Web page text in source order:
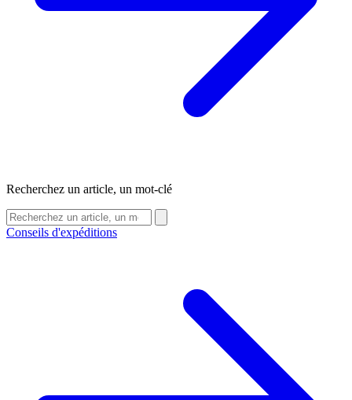
Recherchez un article, un mot-clé
Conseils d'expéditions